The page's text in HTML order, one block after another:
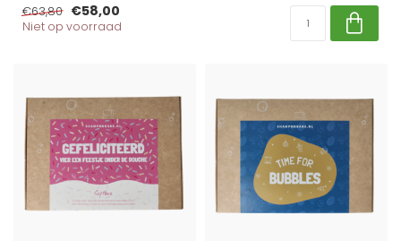
€63,80 €58,00
Niet op voorraad